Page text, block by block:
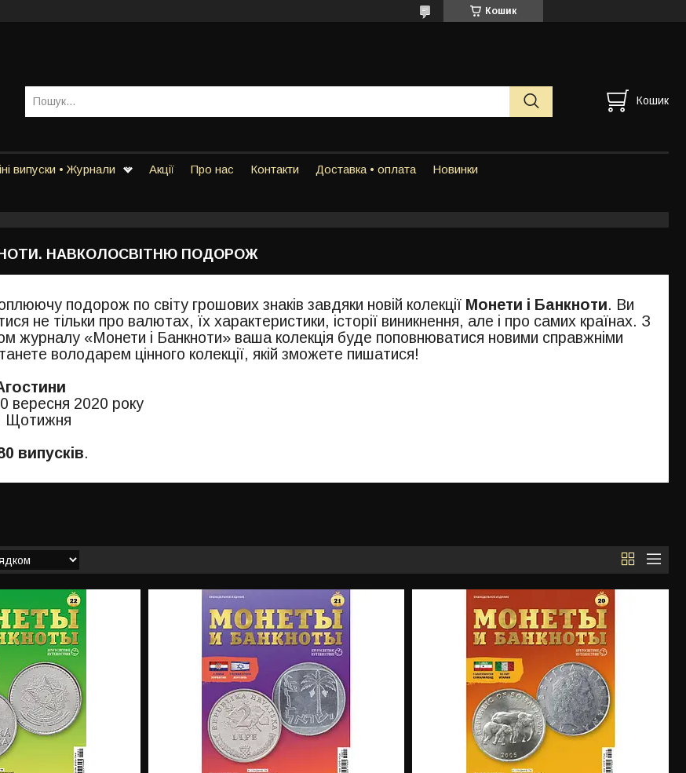
Кошик
Кошик
випуски • Журнали Акції Про нас Контакти Доставка • оплата Новинки
НАВКОЛОСВІТНЮ ПОДОРОЖ
подорож по світу грошових знаків завдяки новій колекції Монети і Банкноти. Ви
не тільки про валютах, їх характеристики, історії виникнення, але і про самих країнах. З
журналу «Монети і Банкноти» ваша колекція буде поповнюватися новими справжніми
володарем цінного колекції, якій зможете пишатися!
вересня 2020 року
Щотижня
випусків.